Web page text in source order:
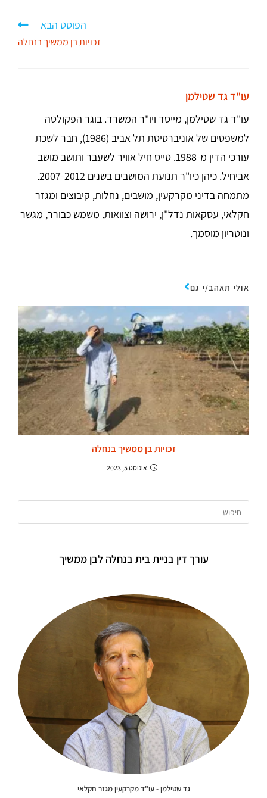
הפוסט הבא
זכויות בן ממשיך בנחלה
עו"ד גד שטילמן
עו"ד גד שטילמן, מייסד ויו"ר המשרד. בוגר הפקולטה
למשפטים של אוניברסיטת תל אביב (1986), חבר לשכת
עורכי הדין מ-1988. טייס חיל אוויר לשעבר ותושב מושב
אביחיל. כיהן כיו"ר תנועת המושבים בשנים 2007-2012.
מתמחה בדיני מקרקעין, מושבים, נחלות, קיבוצים ומגזר
חקלאי, עסקאות נדל"ן, ירושה וצוואות. משמש כבורר, מגשר
ונוטריון מוסמך.
אולי תאהב/י גם
זכויות בן ממשיך בנחלה
אוגוסט 5, 2023
עורך דין בניית בית בנחלה לבן ממשיך
גד שטילמן - עו"ד מקרקעין מגזר חקלאי